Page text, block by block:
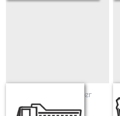
camion de chantier